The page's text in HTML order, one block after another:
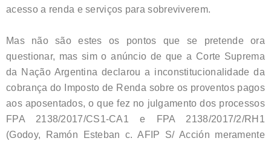
acesso a renda e serviços para sobreviverem.
Mas não são estes os pontos que se pretende ora
questionar, mas sim o anúncio de que a Corte Suprema
da Nação Argentina declarou a inconstitucionalidade da
cobrança do Imposto de Renda sobre os proventos pagos
aos aposentados, o que fez no julgamento dos processos
FPA 2138/2017/CS1-CA1 e FPA 2138/2017/2/RH1
(Godoy, Ramón Esteban c. AFIP S/ Acción meramente